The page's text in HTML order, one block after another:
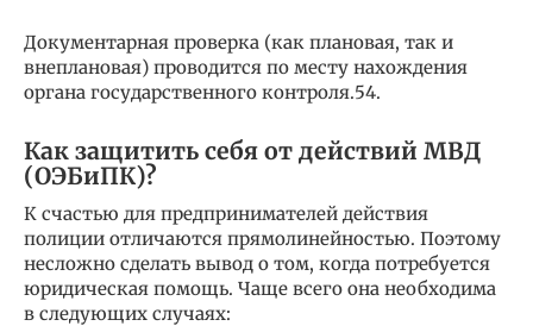
Документарная проверка (как плановая, так и
внеплановая) проводится по месту нахождения
органа государственного контроля.54.
Как защитить себя от действий МВД
(ОЭБиПК)?
К счастью для предпринимателей действия
полиции отличаются прямолинейностью. Поэтому
несложно сделать вывод о том, когда потребуется
юридическая помощь. Чаще всего она необходима
в следующих случаях: